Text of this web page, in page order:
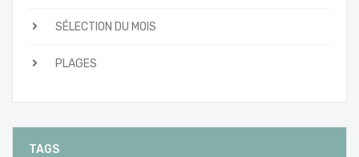
SÉLECTION DU MOIS
PLAGES
TAGS